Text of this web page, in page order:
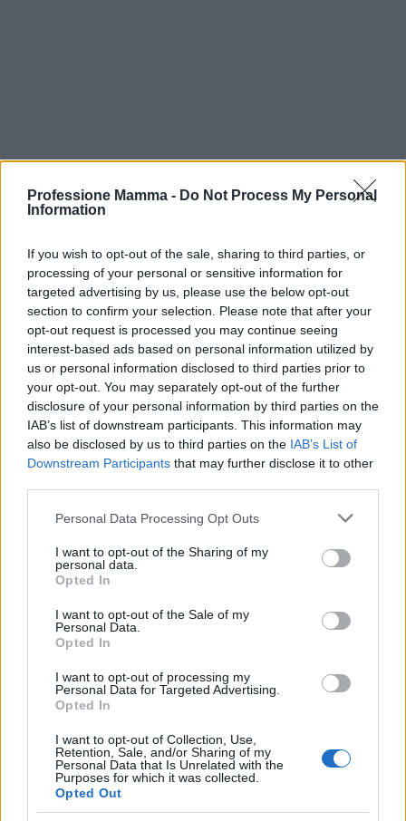
Professione Mamma - Do Not Process My Personal
Information
If you wish to opt-out of the sale, sharing to third parties, or
processing of your personal or sensitive information for
targeted advertising by us, please use the below opt-out
section to confirm your selection. Please note that after your
opt-out request is processed you may continue seeing
interest-based ads based on personal information utilized by
us or personal information disclosed to third parties prior to
your opt-out. You may separately opt-out of the further
disclosure of your personal information by third parties on the
IAB’s list of downstream participants. This information may
also be disclosed by us to third parties on the IAB’s List of
Downstream Participants that may further disclose it to other
Please note that this website/app uses one or more Google
not limited to your visit or usage behaviour. You may click to
grant or deny consent to Google and its third-party tags to
use your data for below specified purposes in below Google
consent section.
Personal Data Processing Opt Outs
I want to opt-out of the Sharing of my
personal data.
Opted In
I want to opt-out of the Sale of my
Personal Data.
Opted In
I want to opt-out of processing my
Personal Data for Targeted Advertising.
Opted In
I want to opt-out of Collection, Use,
Retention, Sale, and/or Sharing of my
Personal Data that Is Unrelated with the
Purposes for which it was collected.
Opted Out
Continua a leggere
NEWS E ATTUALITÀ
l’autunno 2026
Matteo Pellegrino · 6 Ago 2026
NEWS E ATTUALITÀ